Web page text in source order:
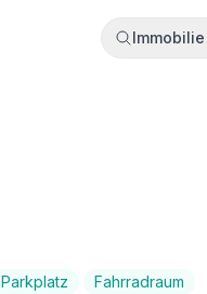
Parkplatz Fahrradraum